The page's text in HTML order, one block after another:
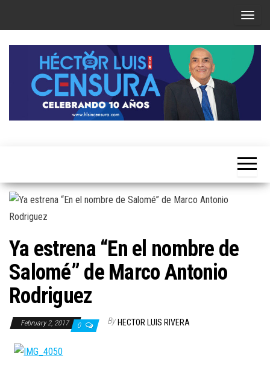
T
g
n
i
g
Ya estrena “En el nombre de
Salomé” de Marco Antonio
Rodriguez
February 2, 2017 0 By HECTOR LUIS RIVERA